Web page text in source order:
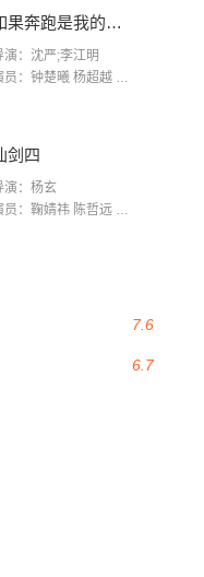
如果奔跑是我的人生
演：沈严;李江明
钟楚曦 杨超越 许娣 陈小艺 侯雯元 宋洋 王宥钧 李添诺
剑四
演：杨玄
鞠婧祎 陈哲远 茅子俊 毛晓慧 王媛可 张志浩 林枫松 张帆（演员）
7.6
6.7